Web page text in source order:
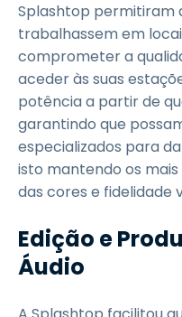
Splashtop permitiram
trabalhassem em
comprometer a
aceder às suas
potência a partir de
garantindo que
especializados para
isto mantendo os
das cores e fidelidade
Edição e
Áudio